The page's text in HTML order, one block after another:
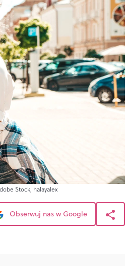
Stock, halayalex
Obserwuj nas w Google